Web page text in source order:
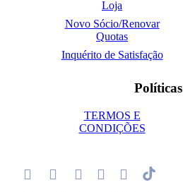
Loja
Novo Sócio/Renovar
Quotas
Inquérito de Satisfação
Políticas
TERMOS E
CONDIÇÕES